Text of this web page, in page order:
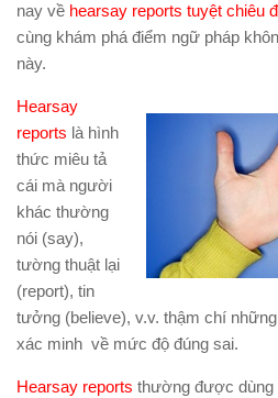
nay về hearsay reports tuyệt chiêu
cùng khám phá điểm ngữ pháp
này.
Hearsay
reports là hình
thức miêu tả
cái mà người
khác thường
nói (say),
tường thuật lại
(report), tin
tưởng (believe), v.v. thậm chí
xác minh về mức độ đúng sai.
Hearsay reports thường được dùng